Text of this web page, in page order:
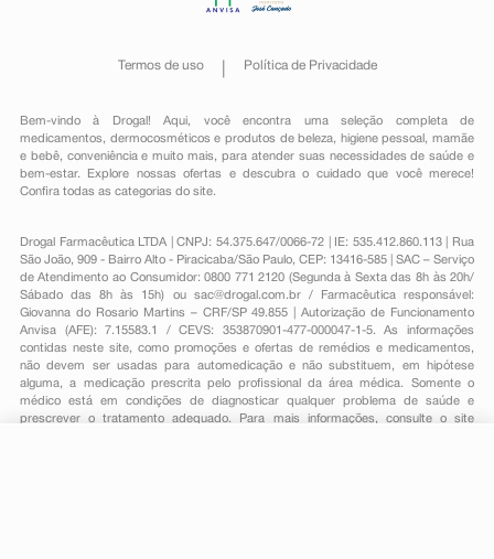
Termos de uso Política de Privacidade
Bem-vindo à Drogal! Aqui, você encontra uma seleção completa de
medicamentos , dermocosméticos e produtos de beleza, higiene pessoal ,mamãe
e bebê, conveniênciae muito mais, para atender suas necessidades de saúde e
bem-estar. Explore nossas ofertas e descubra o cuidado que você merece!
Confira todas as categorias do site.
Drogal Farmacêutica LTDA | CNPJ: 54.375.647/0066-72 | IE: 535.412.860.113 | Rua
São João, 909 - Bairro Alto - Piracicaba/São Paulo, CEP: 13416-585 | SAC – Serviço
de Atendimento ao Consumidor: 0800 771 2120 (Segunda à Sexta das 8h às 20h/
Sábado das 8h às 15h) ou sac@drogal.com.br/ Farmacêutica responsável:
Giovanna do Rosario Martins – CRF/SP 49.855 | Autorização de Funcionamento
Anvisa (AFE): 7.15583.1 / CEVS: 353870901-477-000047-1-5. As informações
contidas neste site, como promoções e ofertas de remédios e medicamentos,
não devem ser usadas para automedicação e não substituem, em hipótese
alguma, a medicação prescrita pelo profissional da área médica. Somente o
médico está em condições de diagnosticar qualquer problema de saúde e
prescrever o tratamento adequado. Para mais informações, consulte o site